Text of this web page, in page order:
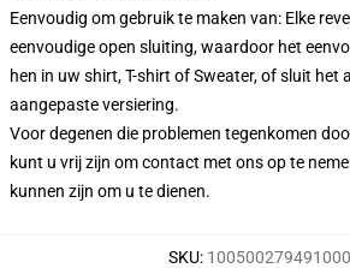
Eenvoudig om gebruik te maken van: Elke
eenvoudige open sluiting, waardoor het
hen in uw shirt, T-shirt of Sweater, of sluit het
aangepaste versiering.
Voor degenen die problemen tegenkomen
kunt u vrij zijn om contact met ons op te
kunnen zijn om u te dienen.
SKU: